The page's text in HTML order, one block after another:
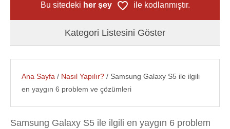
Bu sitedeki her şey ile kodlanmıştır.
Kategori Listesini Göster
Ana Sayfa / Nasıl Yapılır? / Samsung Galaxy S5 ile ilgili
en yaygın 6 problem ve çözümleri
Samsung Galaxy S5 ile ilgili en yaygın 6 problem